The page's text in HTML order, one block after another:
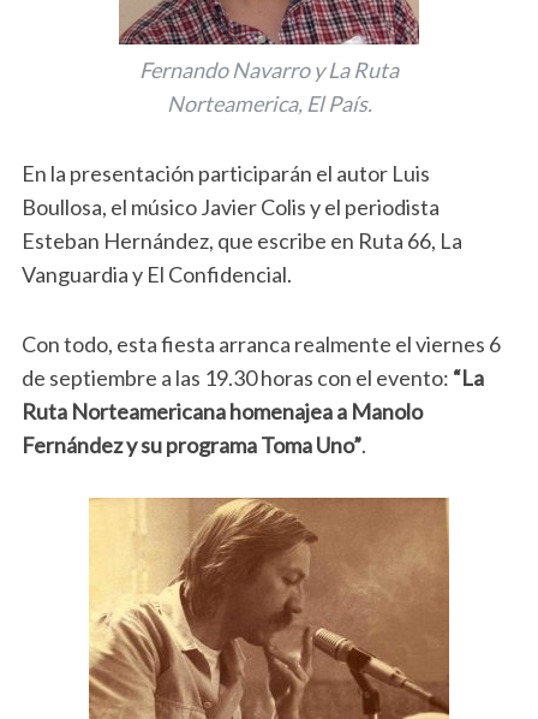
Fernando Navarro y La Ruta
Norteamerica, El País.
En la presentación participarán el autor Luis
Boullosa, el músico Javier Colis y el periodista
Esteban Hernández, que escribe en Ruta 66, La
Vanguardia y El Confidencial.
Con todo, esta fiesta arranca realmente el viernes 6
de septiembre a las 19.30 horas con el evento: “La
Ruta Norteamericana homenajea a Manolo
Fernández y su programa Toma Uno”.